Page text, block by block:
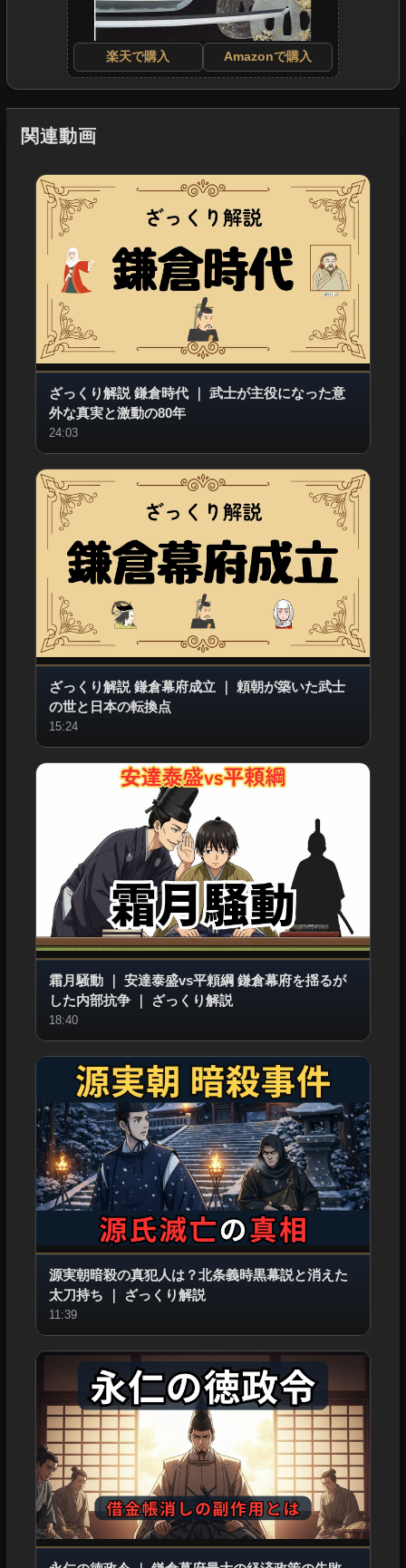
楽天で購入 Amazonで購入
関連動画
ざっくり解説 鎌倉時代｜ 武士が主役になった意
外な真実と激動の80年
24:03
ざっくり解説 鎌倉幕府成立｜ 頼朝が築いた武士
の世と日本の転換点
15:24
霜月騒動｜ 安達泰盛vs平頼綱 鎌倉幕府を揺るが
した内部抗争｜ ざっくり解説
18:40
源実朝暗殺の真犯人は？北条義時黒幕説と消えた
太刀持ち ｜ ざっくり解説
11:39